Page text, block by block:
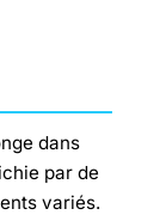
dans
par de
variés.